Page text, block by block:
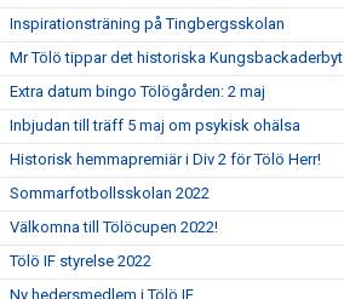
Inspirationsträning på Tingbergsskolan
Mr Tölö tippar det historiska Kungsbackaderbyt
Extra datum bingo Tölögården: 2 maj
Inbjudan till träff 5 maj om psykisk ohälsa
Historisk hemmapremiär i Div 2 för Tölö Herr!
Sommarfotbollsskolan 2022
Välkomna till Tölöcupen 2022!
Tölö IF styrelse 2022
Ny hedersmedlem i Tölö IF